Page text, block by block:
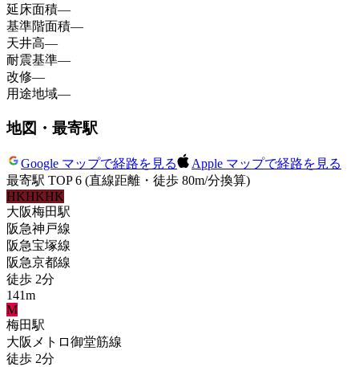
延床面積—
基準階面積—
天井高—
耐震基準—
改修—
用途地域—
地図・最寄駅
Google マップで経路を見る
Apple マップで経路を見る
最寄駅 TOP 6 (直線距離・徒歩 80m/分換算)
HKHKHK
大阪梅田駅
阪急神戸線
阪急宝塚線
阪急京都線
徒歩 2分
141m
M
梅田駅
大阪メトロ御堂筋線
徒歩 2分